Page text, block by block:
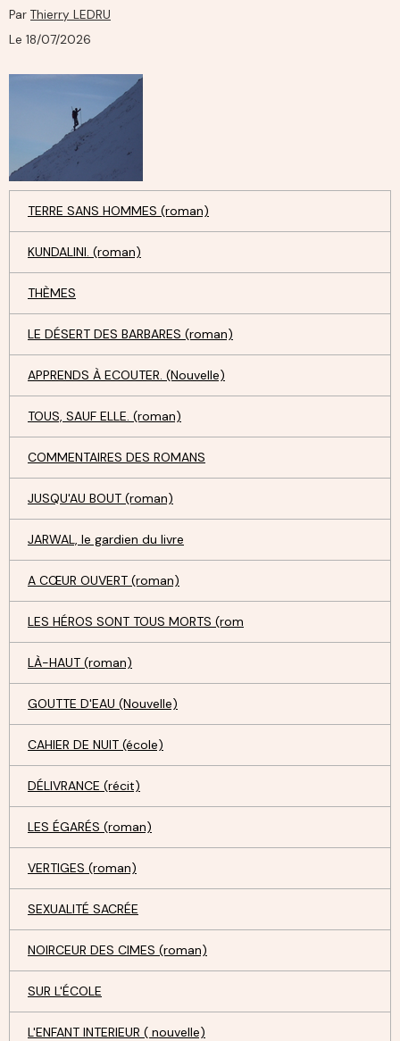
Par Thierry LEDRU
Le 18/07/2026
TERRE SANS HOMMES (roman)
KUNDALINI. (roman)
THÈMES
LE DÉSERT DES BARBARES (roman)
APPRENDS À ECOUTER. (Nouvelle)
TOUS, SAUF ELLE. (roman)
COMMENTAIRES DES ROMANS
JUSQU'AU BOUT (roman)
JARWAL, le gardien du livre
A CŒUR OUVERT (roman)
LES HÉROS SONT TOUS MORTS (rom
LÀ-HAUT (roman)
GOUTTE D'EAU (Nouvelle)
CAHIER DE NUIT (école)
DÉLIVRANCE (récit)
LES ÉGARÉS (roman)
VERTIGES (roman)
SEXUALITÉ SACRÉE
NOIRCEUR DES CIMES (roman)
SUR L'ÉCOLE
L'ENFANT INTERIEUR ( nouvelle)